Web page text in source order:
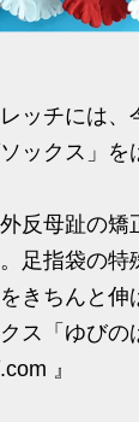
ッチには、
ソックス」
反母趾の矯
足指袋の特
きちんと伸
ス「ゆびの
』